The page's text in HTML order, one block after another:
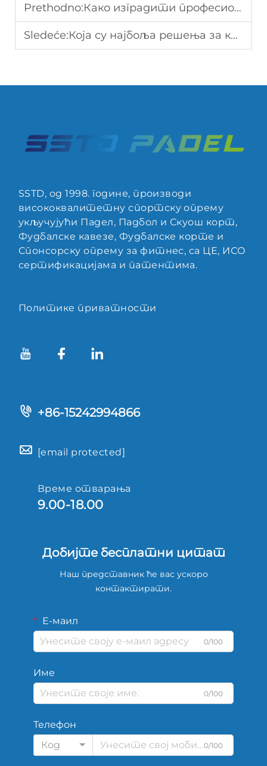
Prethodno:Како изградити професионални терен за падбол за дуготрајну употребу?
Sledeće:Која су најбоља решења за кровове за фанове падела?
SSTD, од 1998. године, производи
висококвалитетну спортску опрему
укључујући Падел, Падбол и Скуош корт,
Фудбалске кавезе, Фудбалске корте и
Спонсорску опрему за фитнес, са ЦЕ, ИСО
сертификацијама и патентима.
Политике приватности
+86-15242994866
[email protected]
Време отварања
9.00-18.00
Добијте бесплатни цитат
Наш представник ће вас ускоро
контактирати.
Е-маил
0/100
Име
0/100
Телефон
Код
0/100